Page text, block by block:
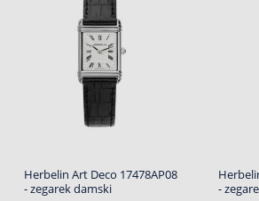
Herbelin Art Deco 17478AP08
- zegarek damski
-